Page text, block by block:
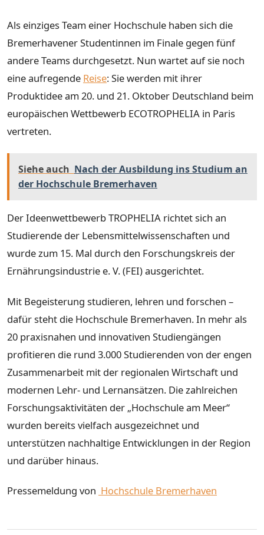
Als einziges Team einer Hochschule haben sich die
Bremerhavener Studentinnen im Finale gegen fünf
andere Teams durchgesetzt. Nun wartet auf sie noch
eine aufregende Reise: Sie werden mit ihrer
Produktidee am 20. und 21. Oktober Deutschland beim
europäischen Wettbewerb ECOTROPHELIA in Paris
vertreten.
Siehe auch Nach der Ausbildung ins Studium an
der Hochschule Bremerhaven
Der Ideenwettbewerb TROPHELIA richtet sich an
Studierende der Lebensmittelwissenschaften und
wurde zum 15. Mal durch den Forschungskreis der
Ernährungsindustrie e. V. (FEI) ausgerichtet.
Mit Begeisterung studieren, lehren und forschen –
dafür steht die Hochschule Bremerhaven. In mehr als
20 praxisnahen und innovativen Studiengängen
profitieren die rund 3.000 Studierenden von der engen
Zusammenarbeit mit der regionalen Wirtschaft und
modernen Lehr- und Lernansätzen. Die zahlreichen
Forschungsaktivitäten der „Hochschule am Meer“
wurden bereits vielfach ausgezeichnet und
unterstützen nachhaltige Entwicklungen in der Region
und darüber hinaus.
Pressemeldung von Hochschule Bremerhaven